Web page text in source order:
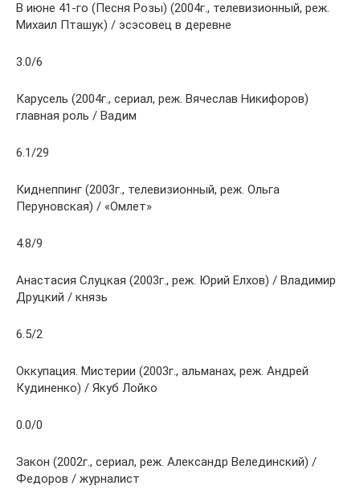
В июне 41-го (Песня Розы) (2004г., телевизионный, реж.
Михаил Пташук) / эсэсовец в деревне
3.0/6
Карусель (2004г., сериал, реж. Вячеслав Никифоров)
главная роль / Вадим
6.1/29
Киднеппинг (2003г., телевизионный, реж. Ольга
Перуновская) / «Омлет»
4.8/9
Анастасия Слуцкая (2003г., реж. Юрий Елхов) / Владимир
Друцкий / князь
6.5/2
Оккупация. Мистерии (2003г., альманах, реж. Андрей
Кудиненко) / Якуб Лойко
0.0/0
Закон (2002г., сериал, реж. Александр Велединский) /
Федоров / журналист